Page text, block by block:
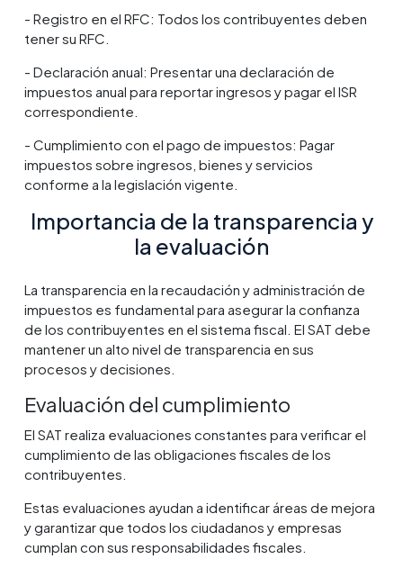
- Registro en el RFC: Todos los contribuyentes deben
tener su RFC.
- Declaración anual: Presentar una declaración de
impuestos anual para reportar ingresos y pagar el ISR
correspondiente.
- Cumplimiento con el pago de impuestos: Pagar
impuestos sobre ingresos, bienes y servicios
conforme a la legislación vigente.
Importancia de la transparencia y
la evaluación
La transparencia en la recaudación y administración de
impuestos es fundamental para asegurar la confianza
de los contribuyentes en el sistema fiscal. El SAT debe
mantener un alto nivel de transparencia en sus
procesos y decisiones.
Evaluación del cumplimiento
El SAT realiza evaluaciones constantes para verificar el
cumplimiento de las obligaciones fiscales de los
contribuyentes.
Estas evaluaciones ayudan a identificar áreas de mejora
y garantizar que todos los ciudadanos y empresas
cumplan con sus responsabilidades fiscales.